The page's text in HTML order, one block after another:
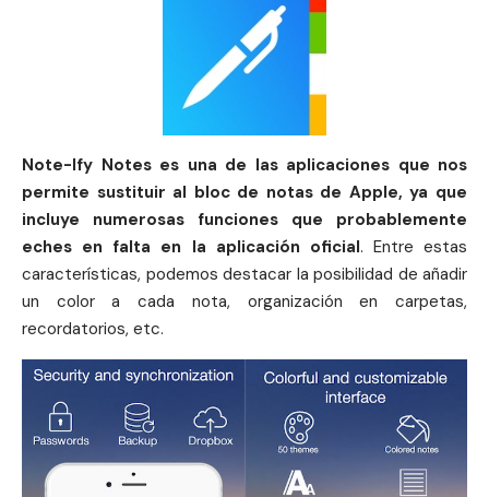
Note-Ify Notes es una de las aplicaciones que nos
permite sustituir al bloc de notas de Apple, ya que
incluye numerosas funciones que probablemente
eches en falta en la aplicación oficial. Entre estas
características, podemos destacar la posibilidad de añadir
un color a cada nota, organización en carpetas,
recordatorios, etc.